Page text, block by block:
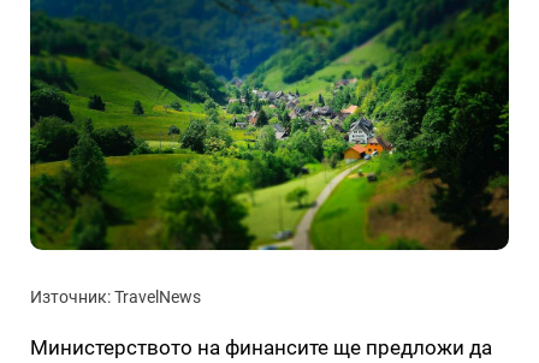
Източник: TravelNews
Министерството на финансите ще предложи да